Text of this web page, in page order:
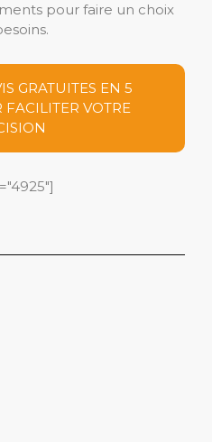
pour faire un choix
GRATUITES EN 5
VOTRE